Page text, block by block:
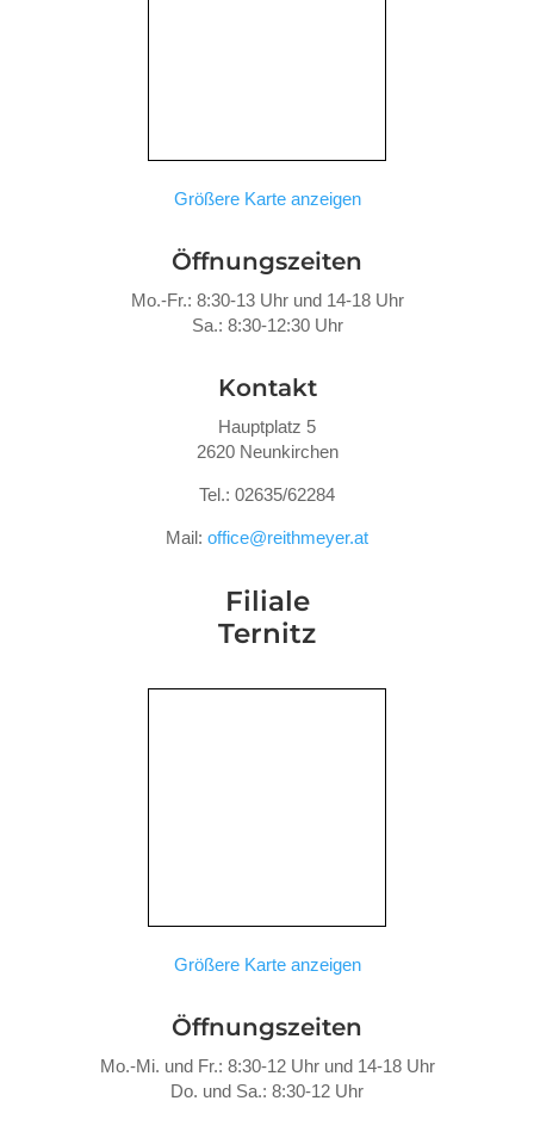
Größere Karte anzeigen
Öffnungszeiten
Mo.-Fr.: 8:30-13 Uhr und 14-18 Uhr
Sa.: 8:30-12:30 Uhr
Kontakt
Hauptplatz 5
2620 Neunkirchen
Tel.: 02635/62284
Mail: office@reithmeyer.at
Filiale
Ternitz
Größere Karte anzeigen
Öffnungszeiten
Mo.-Mi. und Fr.: 8:30-12 Uhr und 14-18 Uhr
Do. und Sa.: 8:30-12 Uhr